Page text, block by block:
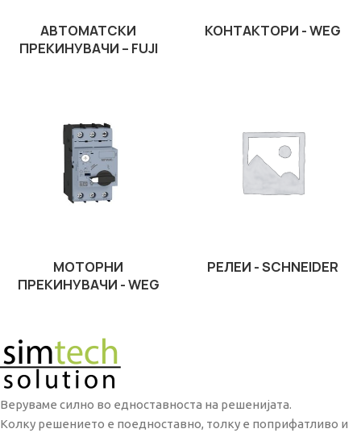
АВТОМАТСКИ
ПРЕКИНУВАЧИ – FUJI
КОНТАКТОРИ - WEG
МОТОРНИ
ПРЕКИНУВАЧИ - WEG
РЕЛЕИ - SCHNEIDER
Веруваме силно во едноставноста на решенијата.
Колку решението е поедноставно, толку е поприфатливо и